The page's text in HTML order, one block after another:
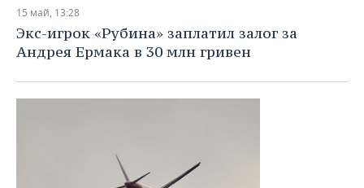
15 май, 13:28
Экс-игрок «Рубина» заплатил залог за
Андрея Ермака в 30 млн гривен